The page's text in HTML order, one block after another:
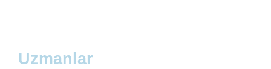
Uzmanlar